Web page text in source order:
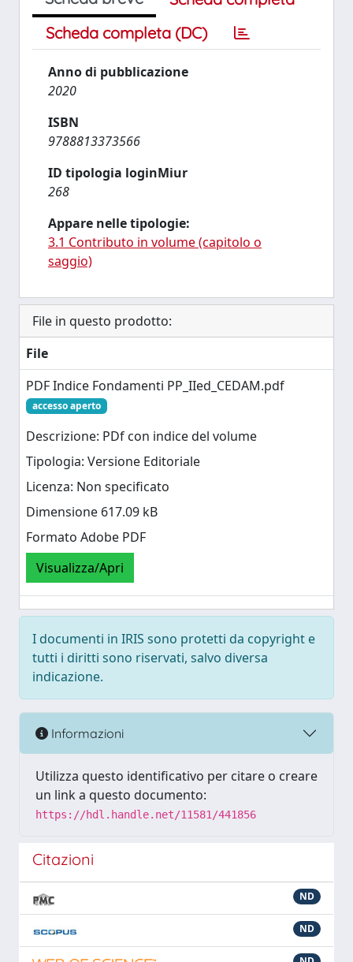
Scheda completa (DC)
Anno di pubblicazione
2020
ISBN
9788813373566
ID tipologia loginMiur
268
Appare nelle tipologie:
3.1 Contributo in volume (capitolo o
saggio)
File in questo prodotto:
File
PDF Indice Fondamenti PP_IIed_CEDAM.pdf
accesso aperto
Descrizione: PDf con indice del volume
Tipologia: Versione Editoriale
Licenza: Non specificato
Dimensione 617.09 kB
Formato Adobe PDF
Visualizza/Apri
I documenti in IRIS sono protetti da copyright e
tutti i diritti sono riservati, salvo diversa
indicazione.
Informazioni
Utilizza questo identificativo per citare o creare
un link a questo documento:
https://hdl.handle.net/11581/441856
Citazioni
ND
ND